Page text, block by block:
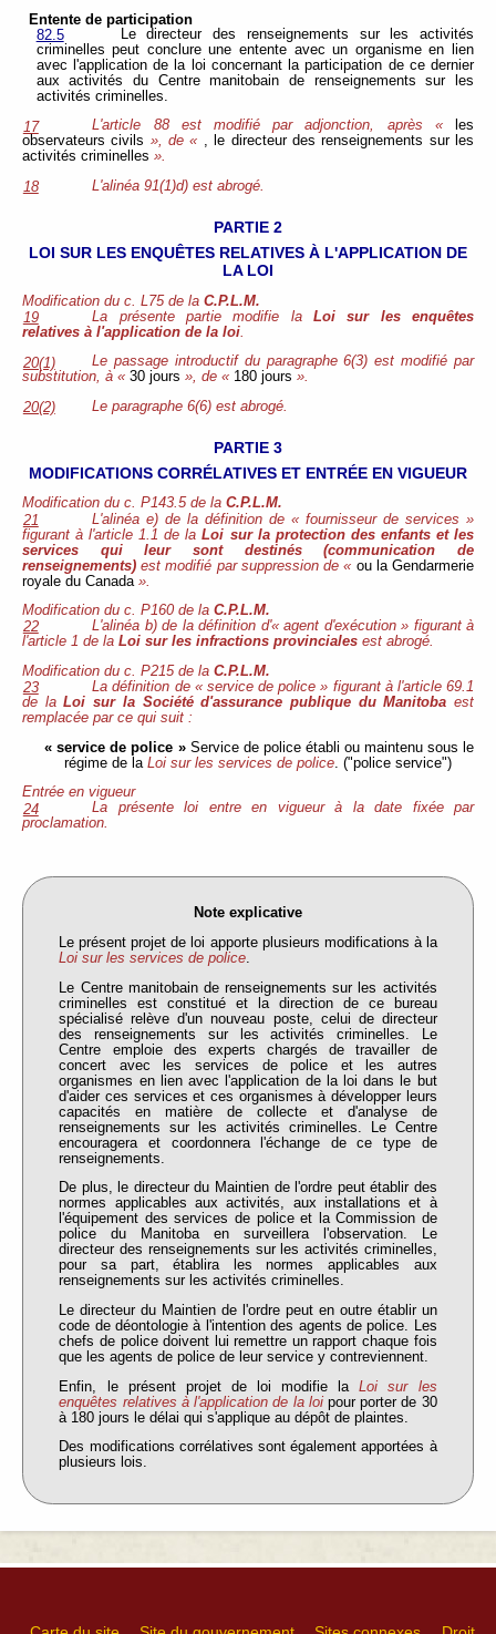
Entente de participation
82.5
Le directeur des renseignements sur les activités
criminelles peut conclure une entente avec un organisme en lien
avec l'application de la loi concernant la participation de ce dernier
aux activités du Centre manitobain de renseignements sur les
activités criminelles.
17
L'article 88 est modifié par adjonction, après «les
observateurs civils », de « , le directeur des renseignements sur les
activités criminelles ».
18
L'alinéa 91(1)d) est abrogé.
PARTIE 2
LOI SUR LES ENQUÊTES RELATIVES À L'APPLICATION DE
LA LOI
Modification du c. L75 de la C.P.L.M.
19
La présente partie modifie la Loi sur les enquêtes
relatives à l'application de la loi
20(1)
Le passage introductif du paragraphe 6(3) est modifié par
substitution, à « 30 jours », de « 180 jours ».
20(2)
Le paragraphe 6(6) est abrogé.
PARTIE 3
MODIFICATIONS CORRÉLATIVES ET ENTRÉE EN VIGUEUR
Modification du c. P143.5 de la C.P.L.M.
21
L'alinéa e) de la définition de « fournisseur de services »
figurant à l'article 1.1 de laLoi sur la protection des enfants et les
services qui leur sont destinés (communication de
renseignements) est modifié par suppression de « ou la Gendarmerie
royale du Canada ».
Modification du c. P160 de la C.P.L.M.
22
L'alinéa b) de la définition d'« agent d'exécution » figurant à
l'article 1 de la Loi sur les infractions provinciales est abrogé.
Modification du c. P215 de la C.P.L.M.
23
La définition de « service de police » figurant à l'article 69.1
de laLoi sur la Société d'assurance publique du Manitoba est
remplacée par ce qui suit :
« service de police » Service de police établi ou maintenu sous le
régime de la Loi sur les services de police . ("police service")
Entrée en vigueur
24
La présente loi entre en vigueur à la date fixée par
proclamation.
Note explicative
Le présent projet de loi apporte plusieurs modifications à la
Loi sur les services de police.
Le Centre manitobain de renseignements sur les activités
criminelles est constitué et la direction de ce bureau
spécialisé relève d'un nouveau poste, celui de directeur
des renseignements sur les activités criminelles. Le
Centre emploie des experts chargés de travailler de
concert avec les services de police et les autres
organismes en lien avec l'application de la loi dans le but
d'aider ces services et ces organismes à développer leurs
capacités en matière de collecte et d'analyse de
renseignements sur les activités criminelles. Le Centre
encouragera et coordonnera l'échange de ce type de
renseignements.
De plus, le directeur du Maintien de l'ordre peut établir des
normes applicables aux activités, aux installations et à
l'équipement des services de police et la Commission de
police du Manitoba en surveillera l'observation. Le
directeur des renseignements sur les activités criminelles,
pour sa part, établira les normes applicables aux
renseignements sur les activités criminelles.
Le directeur du Maintien de l'ordre peut en outre établir un
code de déontologie à l'intention des agents de police. Les
chefs de police doivent lui remettre un rapport chaque fois
que les agents de police de leur service y contreviennent.
Enfin, le présent projet de loi modifie la Loi sur les
enquêtes relatives à l'application de la loi pour porter de 30
à 180 jours le délai qui s'applique au dépôt de plaintes.
Des modifications corrélatives sont également apportées à
plusieurs lois.